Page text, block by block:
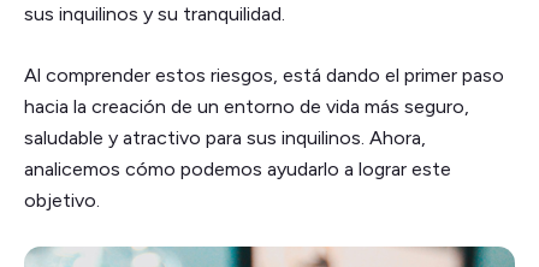
sus inquilinos y su tranquilidad.
Al comprender estos riesgos, está dando el primer paso
hacia la creación de un entorno de vida más seguro,
saludable y atractivo para sus inquilinos. Ahora,
analicemos cómo podemos ayudarlo a lograr este
objetivo.